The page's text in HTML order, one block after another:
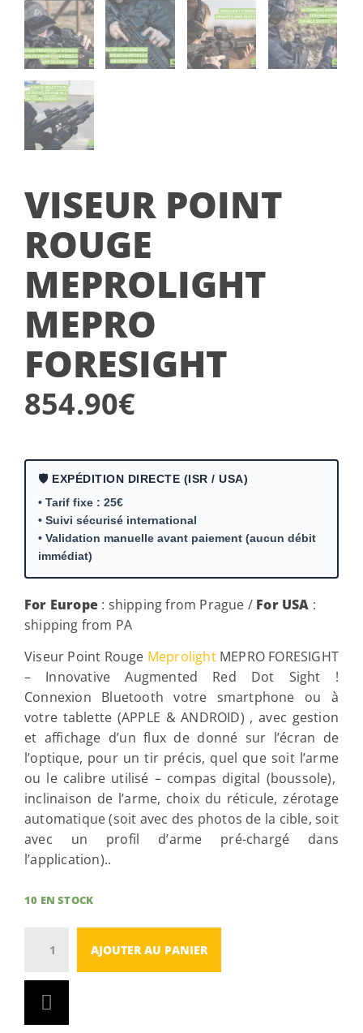
VISEUR POINT
ROUGE
MEPROLIGHT
MEPRO
FORESIGHT
854.90€
🛡️ EXPÉDITION DIRECTE (ISR / USA)
• Tarif fixe : 25€
• Suivi sécurisé international
• Validation manuelle avant paiement (aucun débit
immédiat)
For Europe : shipping from Prague / For USA :
shipping from PA
Viseur Point Rouge MeprolightMEPRO FORESIGHT
– Innovative Augmented Red Dot Sight !
Connexion Bluetooth votre smartphone ou à
votre tablette (APPLE & ANDROID) , avec gestion
et affichage d’un flux de donné sur l’écran de
l’optique, pour un tir précis, quel que soit l’arme
ou le calibre utilisé – compas digital (boussole),
inclinaison de l’arme, choix du réticule, zérotage
automatique (soit avec des photos de la cible, soit
avec un profil d’arme pré-chargé dans
l’application)..
10 EN STOCK
AJOUTER AU PANIER